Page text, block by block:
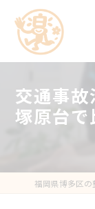
交通事
塚原台